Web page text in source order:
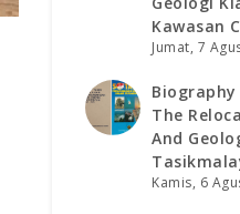
Kawasan
Jumat, 7
The
And
Kamis, 6